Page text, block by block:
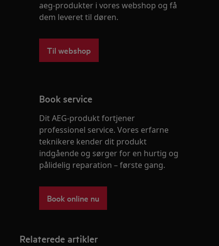
aeg-produkter i vores webshop og få
dem leveret til døren.
Til webshop
Book service
Dit AEG-produkt fortjener
professionel service. Vores erfarne
teknikere kender dit produkt
indgående og sørger for en hurtig og
pålidelig reparation – første gang.
Book online nu
Relaterede artikler